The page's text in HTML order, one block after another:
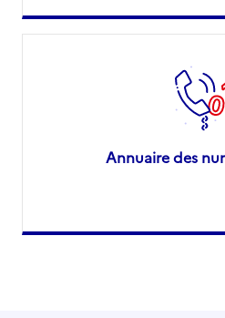
Annuaire des